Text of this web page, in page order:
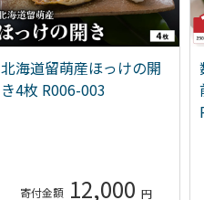
北海道留萌産ほっけの開
き4枚 R006-003
12,000